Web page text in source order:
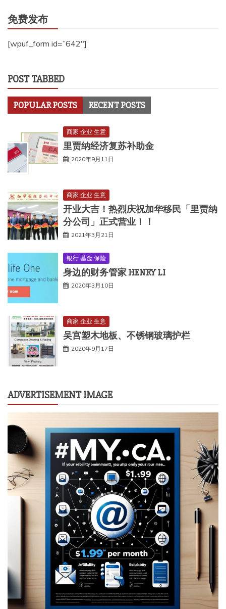
免费发布
[wpuf_form id=”642″]
POST TABBED
POPULAR POSTS RECENT POSTS
商家 企业 生意
里贾纳经济复苏补助金
2020年9月11日
商家 企业 生意
开业大吉！热烈庆祝加华移民「里贾纳
分公司」正式营业！！
2021年3月21日
银行 基金 保险
身边的财务管家 HENRY LI
2020年3月10日
商家 企业 生意
吴宫塑木地板、不锈钢玻璃护栏
2020年9月17日
ADVERTISEMENT IMAGE